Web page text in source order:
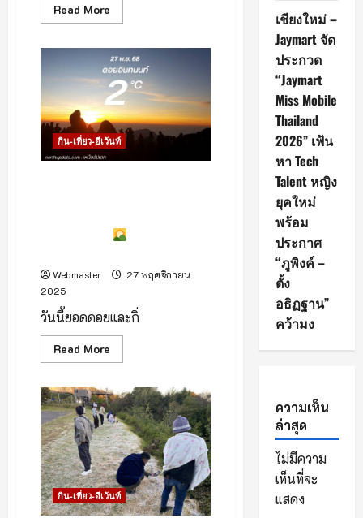
Read More
more
นบัส
เปิด
ตัว
รถ
โดยสาร
ไฟฟ้า
“EV
Greenbus”
และ
กิน-เที่ยว-อีเว้นท์
Webmaster
27 พฤศจิกายน
2025
วันนี้ยอดดอยและกิ่
Read More
more
นี้
ยอด
ดอย
2
องศา
แล้ว
!
ยอด
หญ้า
น้ำค้างแข็ง
เกาะ
กิน-เที่ยว-อีเว้นท์
เชียงใหม่ –
Jaymart จัด
ประกวด
“Jaymart
Miss Mobile
Thailand
2026” เฟ้น
หา Tech
Talent หญิง
ยุคใหม่
พร้อม
ประกาศ
“ภูพิงค์ –
ตั้ง
อธิฏฐาน”
คว้ามง
ความเห็น
ล่าสุด
ไม่มีความ
เห็นที่จะ
แสดง